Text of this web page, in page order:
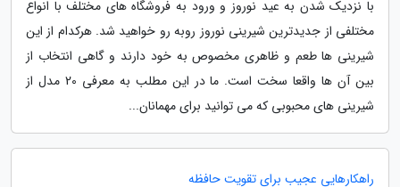
با نزدیک شدن به عید نوروز و ورود به فروشگاه های مختلف با انواع
مختلفی از جدیدترین شیرینی نوروز روبه رو خواهید شد. هرکدام از این
شیرینی ها طعم و ظاهری مخصوص به خود دارند و گاهی انتخاب از
بین آن ها واقعا سخت است. ما در این مطلب به معرفی 20 مدل از
شیرینی های محبوبی که می توانید برای مهمانان...
راهکارهایی عجیب برای تقویت حافظه